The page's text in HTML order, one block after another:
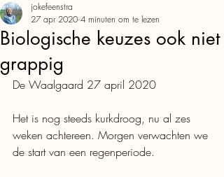
Biologische keuzes ook niet
grappig
jokefeenstra
27 apr 2020 4 minuten om te lezen
De Waalgaard 27 april 2020
Het is nog steeds kurkdroog, nu al zes
weken achtereen. Morgen verwachten we
de start van een regenperiode.